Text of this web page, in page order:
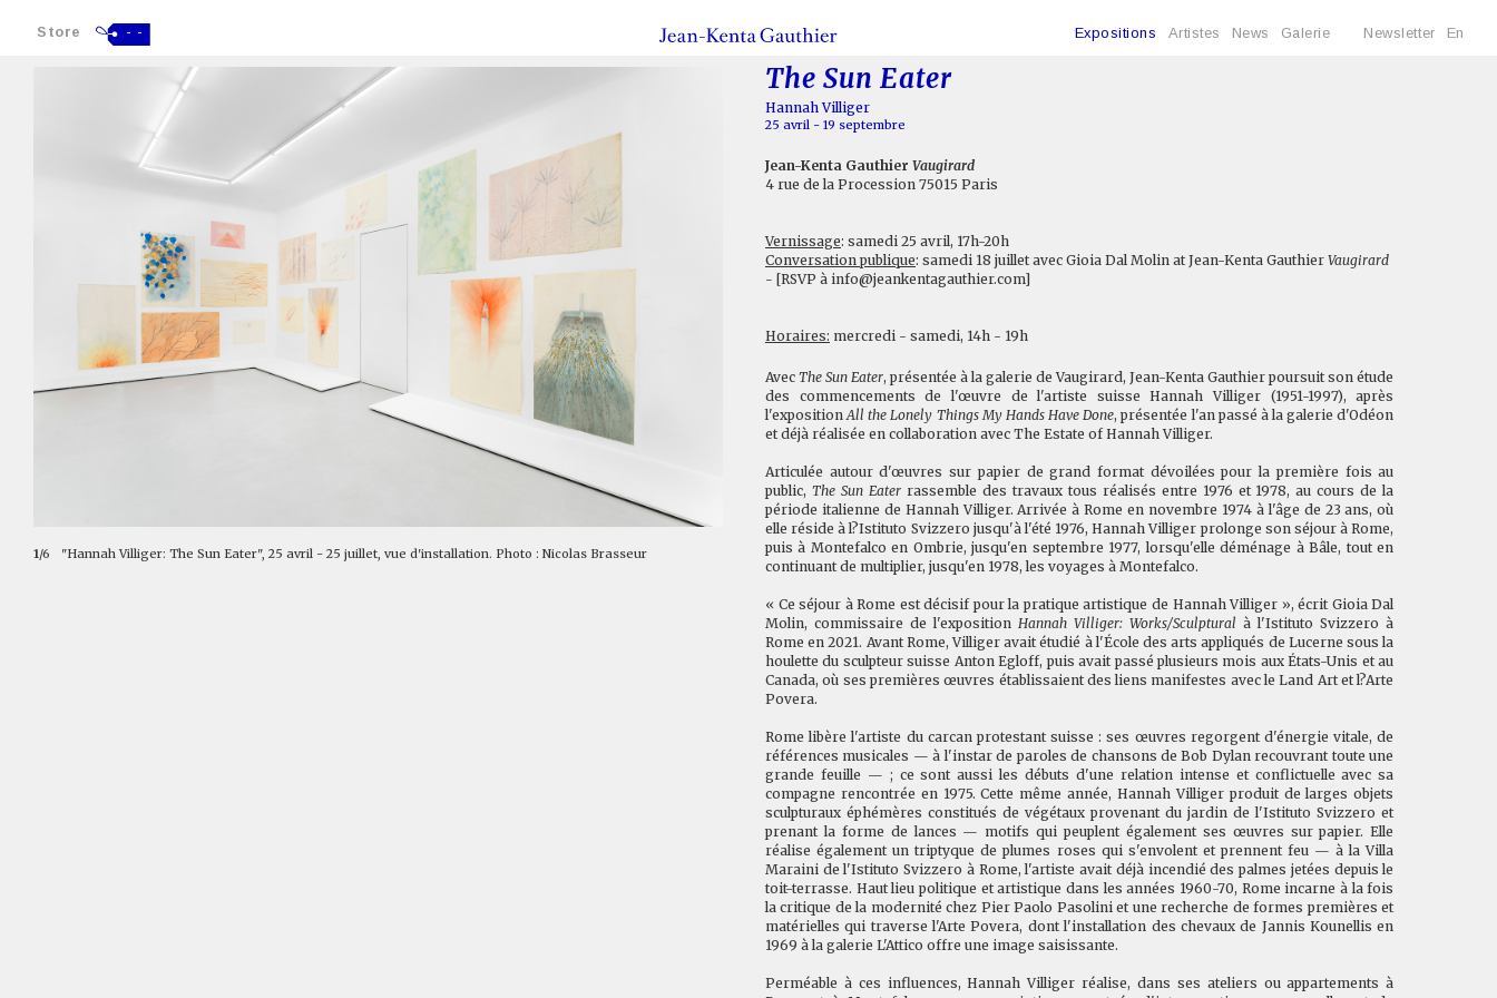
Store - - Expositions Artistes News Galerie Newsletter En
1/6 "Hannah Villiger: The Sun Eater", 25 avril - 25 juillet, vue d'installation. Photo : Nicolas Brasseur
The Sun Eater
Hannah Villiger
25 avril - 19 septembre
Jean-Kenta Gauthier Vaugirard
4 rue de la Procession 75015 Paris
Vernissage: samedi 25 avril, 17h-20h
Conversation publique: samedi 18 juillet avec Gioia Dal Molin at Jean-Kenta Gauthier Vaugirard
- [RSVP à info@jeankentagauthier.com]
Horaires: mercredi - samedi, 14h - 19h
AvecThe Sun Eater, présentée à la galerie de Vaugirard, Jean-Kenta Gauthier poursuit son étude
des commencements de l'œuvre de l'artiste suisse Hannah Villiger (1951-1997), après
l'expositionAll the Lonely Things My Hands Have Done, présentée l'an passé à la galerie d'Odéon
et déjà réalisée en collaboration avec The Estate of Hannah Villiger.
Articulée autour d'œuvres sur papier de grand format dévoilées pour la première fois au
public, The Sun Eaterrassemble des travaux tous réalisés entre 1976 et 1978, au cours de la
période italienne de Hannah Villiger. Arrivée à Rome en novembre 1974 à l'âge de 23 ans, où
elle réside à l?Istituto Svizzero jusqu'à l'été 1976, Hannah Villiger prolonge son séjour à Rome,
puis à Montefalco en Ombrie, jusqu'en septembre 1977, lorsqu'elle déménage à Bâle, tout en
continuant de multiplier, jusqu'en 1978, les voyages à Montefalco.
« Ce séjour à Rome est décisif pour la pratique artistique de Hannah Villiger », écrit Gioia Dal
Molin, commissaire de l'expositionHannah Villiger: Works/Sculptural à l'Istituto Svizzero à
Rome en 2021. Avant Rome, Villiger avait étudié à l'École des arts appliqués de Lucerne sous la
houlette du sculpteur suisse Anton Egloff, puis avait passé plusieurs mois aux États-Unis et au
Canada, où ses premières œuvres établissaient des liens manifestes avec le Land Art et l?Arte
Povera.
Rome libère l'artiste du carcan protestant suisse : ses œuvres regorgent d'énergie vitale, de
références musicales — à l'instar de paroles de chansons de Bob Dylan recouvrant toute une
grande feuille — ; ce sont aussi les débuts d'une relation intense et conflictuelle avec sa
compagne rencontrée en 1975. Cette même année, Hannah Villiger produit de larges objets
sculpturaux éphémères constitués de végétaux provenant du jardin de l'Istituto Svizzero et
prenant la forme de lances — motifs qui peuplent également ses œuvres sur papier. Elle
réalise également un triptyque de plumes roses qui s'envolent et prennent feu — à la Villa
Maraini de l'Istituto Svizzero à Rome, l'artiste avait déjà incendié des palmes jetées depuis le
toit-terrasse. Haut lieu politique et artistique dans les années 1960-70, Rome incarne à la fois
la critique de la modernité chez Pier Paolo Pasolini et une recherche de formes premières et
matérielles qui traverse l'Arte Povera, dont l'installation des chevaux de Jannis Kounellis en
1969 à la galerie L'Attico offre une image saisissante.
Perméable à ces influences, Hannah Villiger réalise, dans ses ateliers ou appartements à